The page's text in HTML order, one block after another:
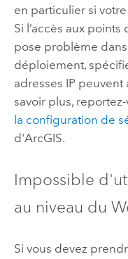
en particulier si
Si l’accès aux
pose problème
déploiement,
adresses IP peuvent
savoir plus,
la configuration de
d'ArcGIS.
Impossible
au niveau du
Si vous devez